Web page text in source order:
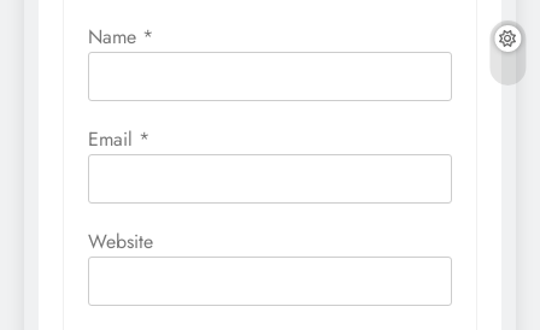
Name *
Email *
Website